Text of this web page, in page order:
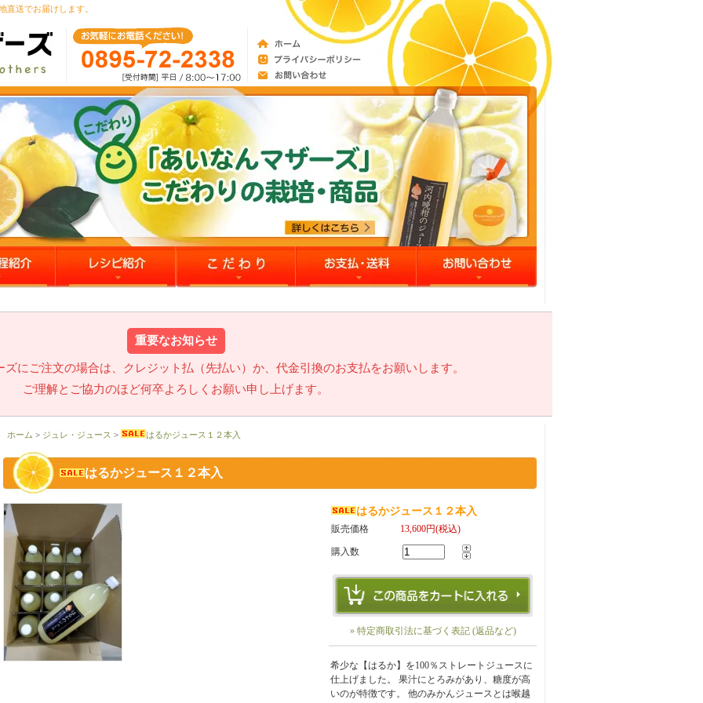
直送でお届けします。
重要なお知らせ
にご注文の場合は、クレジット払（先払い）か、代金引換のお支払をお願いします。
ご理解とご協力のほど何卒よろしくお願い申し上げます。
ホーム > ジュレ・ジュース > はるかジュース１２本入
はるかジュース１２本入
はるかジュース１２本入
販売価格 13,600円(税込)
購入数
» 特定商取引法に基づく表記 (返品など)
希少な【はるか】を100％ストレートジュースに
仕上げました。 果汁にとろみがあり、糖度が高
いのが特徴です。 他のみかんジュースとは喉越